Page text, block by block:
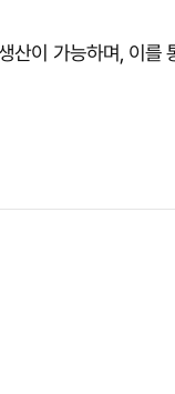
이 가능하며, 이를